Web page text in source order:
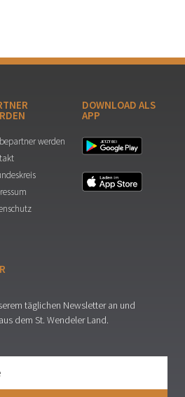
werden
DOWNLOAD ALS
APP
täglichen Newsletter an und
dem St. Wendeler Land.